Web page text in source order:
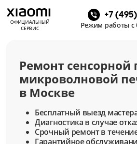
ОФИЦИАЛЬНЫЙ
СЕРВИС
+7
Режим работы с
Ремонт сенсорной
микроволновой
в Москве
Бесплатный выезд
Диагностика в случае
Срочный ремонт в
Гарантийное